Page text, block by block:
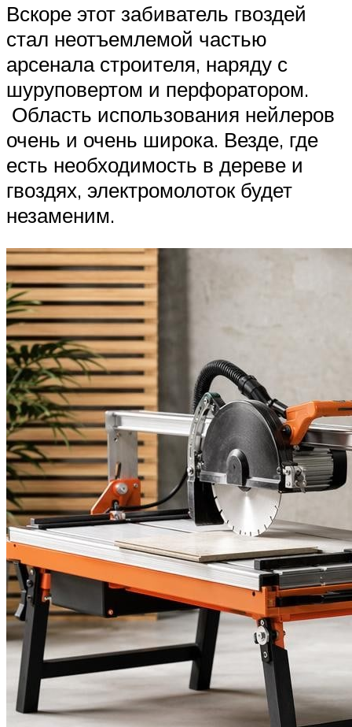
Вскоре этот забиватель гвоздей
стал неотъемлемой частью
арсенала строителя, наряду с
шуруповертом и перфоратором.
Область использования нейлеров
очень и очень широка. Везде, где
есть необходимость в дереве и
гвоздях, электромолоток будет
незаменим.